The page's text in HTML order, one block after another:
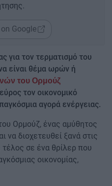
Google
για τον τερματισμό του
είναι θέμα ωρών ή
του Ορμούζ
τον οικονομικό
αγορά ενέργειας.
Ορμούζ, ένας αμύθητος
να διοχετευθεί ξανά στις
τέλος σε ένα θρίλερ που
οικονομίας,